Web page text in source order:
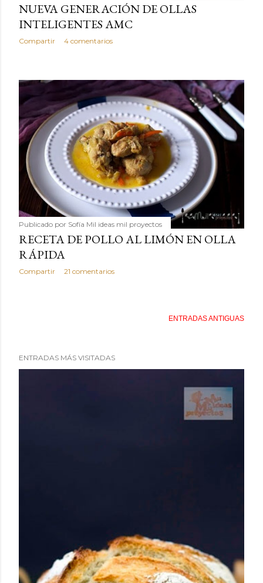
NUEVA GENERACIÓN DE OLLAS
INTELIGENTES AMC
Compartir 4 comentarios
Publicado por Sofía Mil ideas mil proyectos
RECETA DE POLLO AL LIMÓN EN OLLA
RÁPIDA
Compartir 21 comentarios
ENTRADAS ANTIGUAS
ENTRADAS MÁS VISITADAS